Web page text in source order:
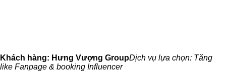
Khách hàng: Hưng Vượng GroupDịch vụ lựa chọn: Tăng
like Fanpage & booking Influencer